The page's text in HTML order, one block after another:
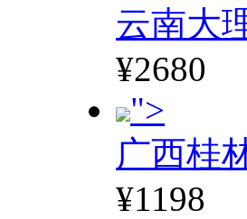
云南大
¥2680
">
广西桂
¥1198